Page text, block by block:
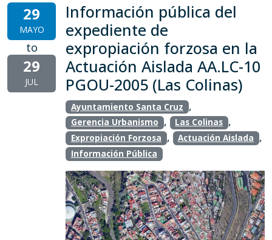
29
MAYO
to
29
JUL
Información pública del
expediente de
expropiación forzosa en la
Actuación Aislada AA.LC-10
PGOU-2005 (Las Colinas)
Ayuntamiento Santa Cruz ,
Gerencia Urbanismo , Las Colinas ,
Expropiación Forzosa , Actuación Aislada ,
Información Pública